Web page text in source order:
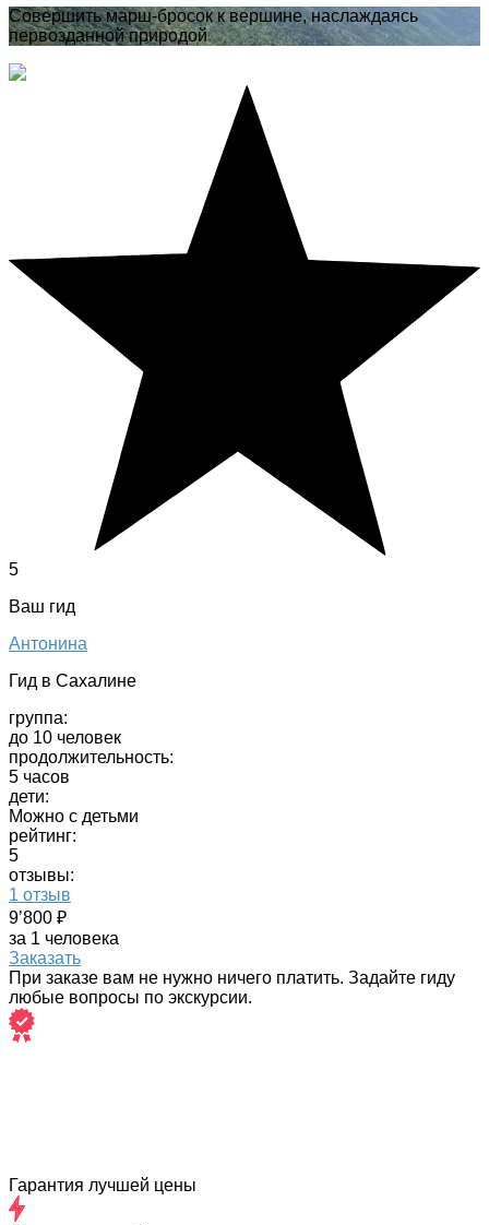
Совершить марш-бросок к вершине, наслаждаясь
первозданной природой
5
Ваш гид
Антонина
Гид в Сахалине
группа:
до 10 человек
продолжительность:
5 часов
дети:
Можно с детьми
рейтинг:
5
отзывы:
1 отзыв
9’800 ₽
за 1 человека
Заказать
При заказе вам не нужно ничего платить. Задайте гиду
любые вопросы по экскурсии.
Гарантия лучшей цены